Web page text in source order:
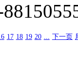
17 18 19 20 ... 下一页